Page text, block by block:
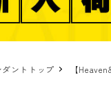
ダントトップ 【